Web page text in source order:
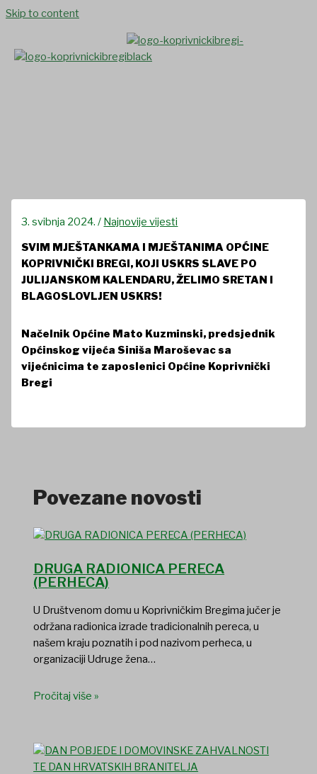
Skip to content
3. svibnja 2024./ Najnovije vijesti
SVIM MJEŠTANKAMA I MJEŠTANIMA OPĆINE
KOPRIVNIČKI BREGI, KOJI USKRS SLAVE PO
JULIJANSKOM KALENDARU, ŽELIMO SRETAN I
BLAGOSLOVLJEN USKRS!
Načelnik Općine Mato Kuzminski, predsjednik
Općinskog vijeća Siniša Maroševac sa
vijećnicima te zaposlenici Općine Koprivnički
Bregi
Povezane novosti
DRUGA RADIONICA PERECA
(PERHECA)
U Društvenom domu u Koprivničkim Bregima jučer je
održana radionica izrade tradicionalnih pereca, u
našem kraju poznatih i pod nazivom perheca, u
organizaciji Udruge žena…
Pročitaj više »